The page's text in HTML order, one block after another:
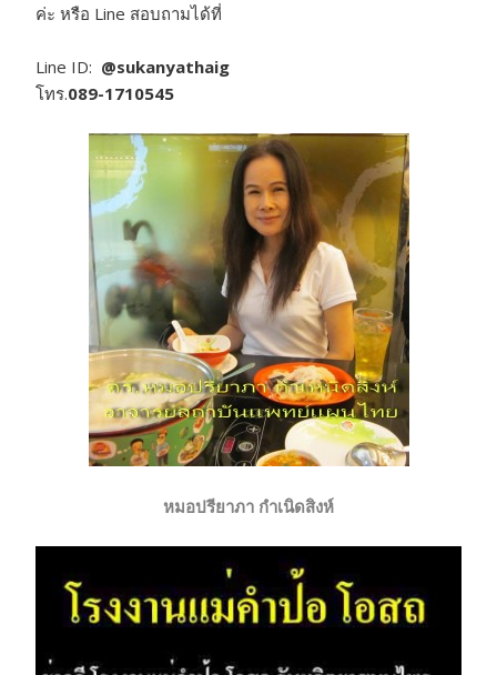
ค่ะ หรือ Line สอบถามได้ที่
Line ID: @sukanyathaig
โทร.089-1710545
หมอปรียาภา กำเนิดสิงห์